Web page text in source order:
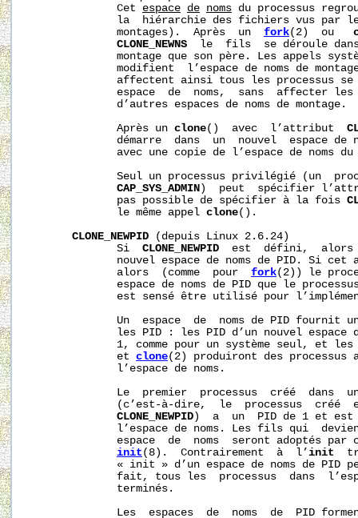
              Cet
espace de noms du processus
la  hiérarchie des fichiers vus par
              montages).  Après  un
fork(2)  ou
CLONE_NEWNS
le  fils  se déroule
montage que son père. Les appels
modifient  l’espace de noms de
affectent ainsi tous les processus
espace  de  noms,  sans  affecter
              d’autres espaces de noms de montage.
              Après un
clone()  avec  l’attribut
démarre  dans  un  nouvel  espace de
avec une copie de l’espace de noms du
Seul un processus privilégié (un
CAP_SYS_ADMIN )  peut  spécifier
              pas possible de spécifier à la fois
              le même appel
clone().
CLONE_NEWPID (depuis Linux 2.6.24)
              Si
CLONE_NEWPID
est  défini,
nouvel espace de noms de PID. Si cet
              alors  (comme  pour
fork(2)) le
espace de noms de PID que le
est sensé être utilisé pour
Un  espace  de  noms de PID fournit
les PID : les PID d’un nouvel espace
1, comme pour un système seul, et
              et
clone(2) produiront des processus
              l’espace de noms.
Le  premier  processus  créé  dans
(c’est-à-dire,  le  processus  créé
CLONE_NEWPID )  a  un  PID de 1 et est
l’espace de noms. Les fils qui
espace  de  noms  seront adoptés par
init (8).  Contrairement  à  l’ init
« init » d’un espace de noms de PID
fait, tous les  processus  dans
              terminés.
Les  espaces  de  noms  de  PID